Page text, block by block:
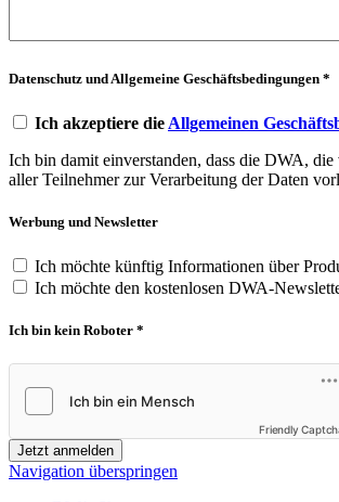
Datenschutz und Allgemeine Geschäftsbedingungen *
Ich akzeptiere die Allgemeinen
Ich bin damit einverstanden, dass die DWA,
aller Teilnehmer zur Verarbeitung der Daten
Werbung und Newsletter
Ich möchte künftig Informationen über
Ich möchte den kostenlosen DWA-
Ich bin kein Roboter *
Friendly
Jetzt anmelden
Navigation überspringen